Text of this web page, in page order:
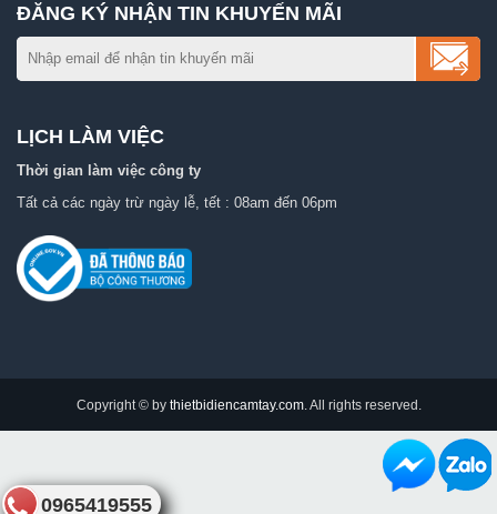
ĐĂNG KÝ NHẬN TIN KHUYẾN MÃI
LỊCH LÀM VIỆC
Thời gian làm việc công ty
Tất cả các ngày trừ ngày lễ, tết : 08am đến 06pm
Copyright © by thietbidiencamtay.com. All rights reserved.
0965419555